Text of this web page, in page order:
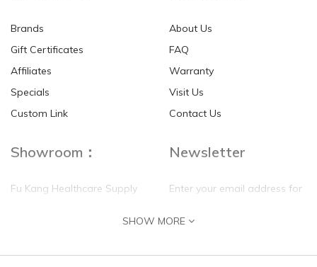
Brands
Gift Certificates
Affiliates
Specials
Custom Link
About Us
FAQ
Warranty
Visit Us
Contact Us
Showroom：
Fu Kang Healthcare Supply
Flat G, 4 Floor, Shui Sum
Newsletter
Enter your email address for
self update
SHOW MORE